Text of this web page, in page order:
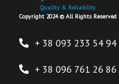
Quality & Reliability
Copyright 2024 © All Rights Reserved
+ 38 093 233 54 94
+ 38 096 761 26 86